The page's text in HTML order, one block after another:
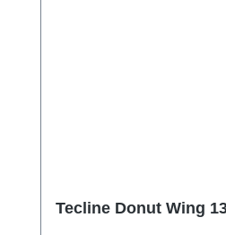
Tecline Donut Wing